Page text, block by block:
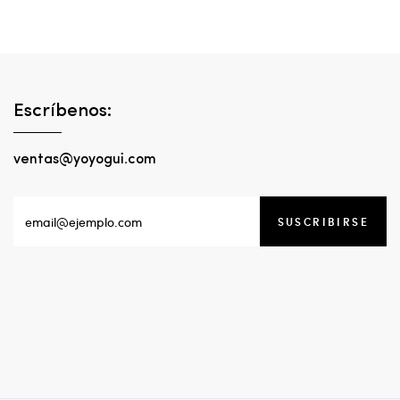
Escríbenos:
ventas@yoyogui.com
SUSCRIBIRSE